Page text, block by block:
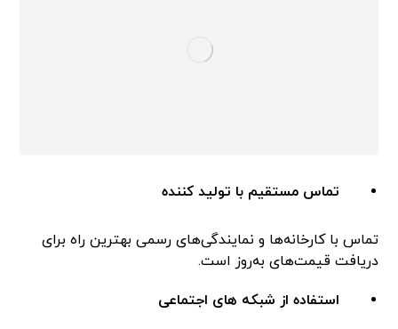
تماس مستقیم با تولید کننده
تماس با کارخانه‌ها و نمایندگی‌های رسمی بهترین راه برای
دریافت قیمت‌های به‌روز است.
استفاده از شبکه های اجتماعی